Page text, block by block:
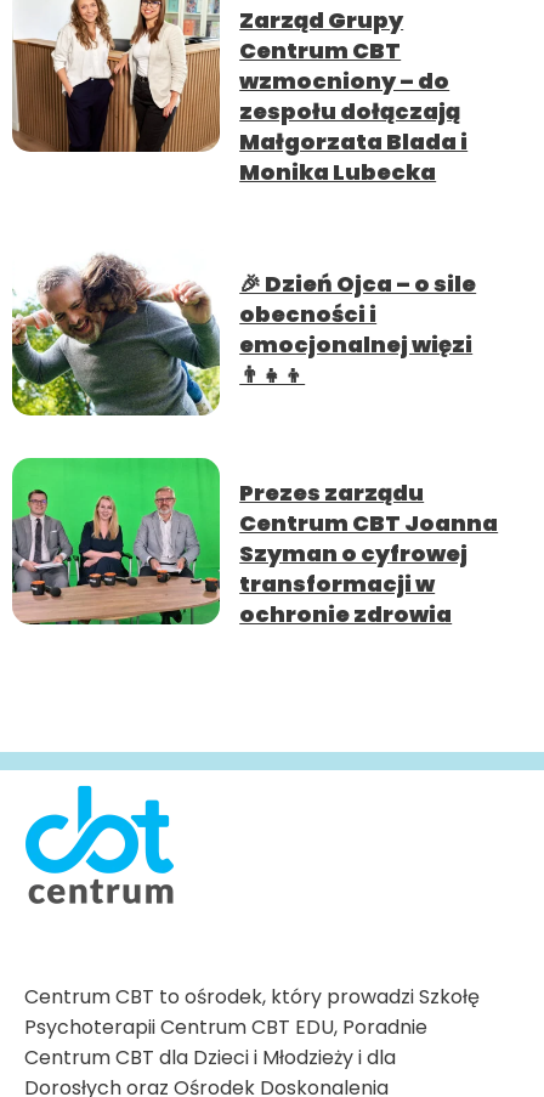
Zarząd Grupy
Centrum CBT
wzmocniony – do
zespołu dołączają
Małgorzata Blada i
Monika Lubecka
🎉 Dzień Ojca – o sile
obecności i
emocjonalnej więzi
👨‍👧‍👦
Prezes zarządu
Centrum CBT Joanna
Szyman o cyfrowej
transformacji w
ochronie zdrowia
Centrum CBT to ośrodek, który prowadzi Szkołę
Psychoterapii Centrum CBT EDU, Poradnie
Centrum CBT dla Dzieci i Młodzieży i dla
Dorosłych oraz Ośrodek Doskonalenia